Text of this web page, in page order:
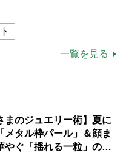
ビス
一覧を見る
まのジュエリー術】夏に
メタル枠パール」＆顔ま
やぐ「揺れる一粒」の使